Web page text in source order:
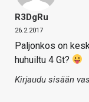
R3DgRu
26.2.2017
Paljonkos on
huhuiltu 4 Gt?
Kirjaudu sisään